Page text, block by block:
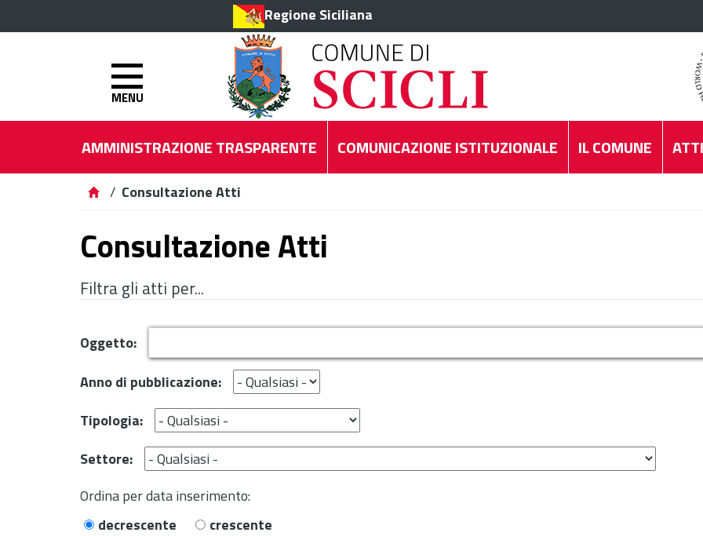
Regione Siciliana
MENU
AMMINISTRAZIONE TRASPARENTE COMUNICAZIONE ISTITUZIONALE IL COMUNE
/ Consultazione Atti
Consultazione Atti
Filtra gli atti per...
Oggetto:
Anno di pubblicazione:
Tipologia:
Settore:
Ordina per data inserimento:
decrescente
crescente